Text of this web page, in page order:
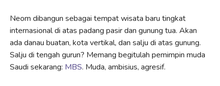
Neom dibangun sebagai tempat wisata baru tingkat
internasional di atas padang pasir dan gunung tua. Akan
ada danau buatan, kota vertikal, dan salju di atas gunung.
Salju di tengah gurun? Memang begitulah pemimpin muda
Saudi sekarang: MBS. Muda, ambisius, agresif.